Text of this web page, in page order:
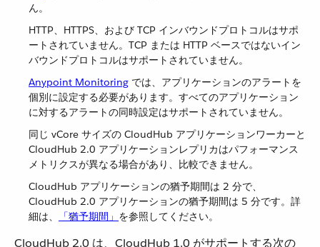
ん。
HTTP、HTTPS、および TCP インバウンドプロトコルはサポ
ートされていません。TCP または HTTP ベースではないイン
バウンドプロトコルはサポートされていません。
Anypoint Monitoring ​ では、アプリケーションのアラートを
個別に設定する必要があります。すべてのアプリケーション
に対するアラートの同時設定はサポートされていません。
同じ vCore サイズの CloudHub アプリケーションワーカーと
CloudHub 2.0 アプリケーションレプリカはパフォーマンス
メトリクスが異なる場合があり、比較できません。
CloudHub アプリケーションの猶予期間は 2 分で、
CloudHub 2.0 アプリケーションの猶予期間は 5 分です。詳
細は、​
「猶予期間」 ​を参照してください。
CloudHub 2.0 は、CloudHub 1.0 がサポートする次の